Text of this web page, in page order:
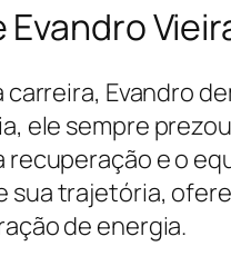
carreira, Evandro
ele sempre
recuperação e o
sua trajetória,
de energia.